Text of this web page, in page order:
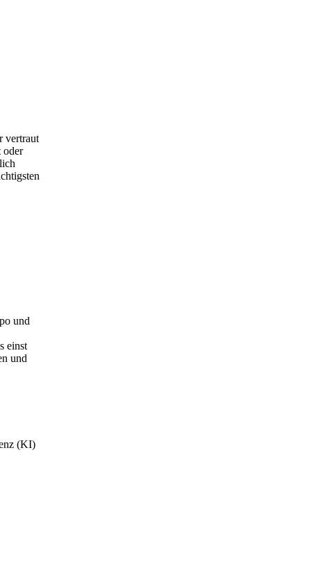
vertraut
oder
und
einst
und
(KI)